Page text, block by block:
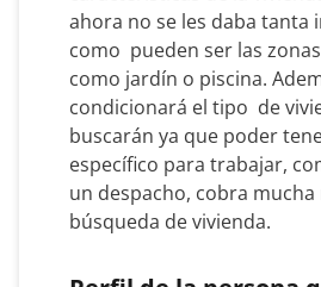
ahora no se les daba tanta
como pueden ser las
como jardín o piscina.
condicionará el tipo de
buscarán ya que poder
específico para trabajar,
un despacho, cobra mucha
búsqueda de vivienda.